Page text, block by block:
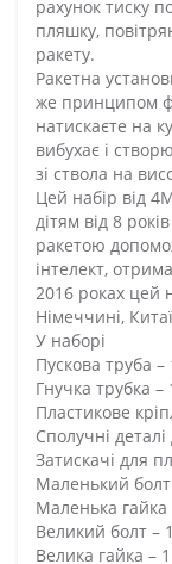
рахунок тиску
пляшку,
ракету.
Ракетна
же принципом
натискаєте на
вибухає і
зі ствола на
Цей набір від
дітям від 8
ракетою
інтелект,
2016 роках цей
Німеччині,
У наборі
Пускова труба
Гнучка трубка –
Пластикове
Сполучні
Затискачі для
Маленький
Маленька
Великий болт –
Велика гайка –